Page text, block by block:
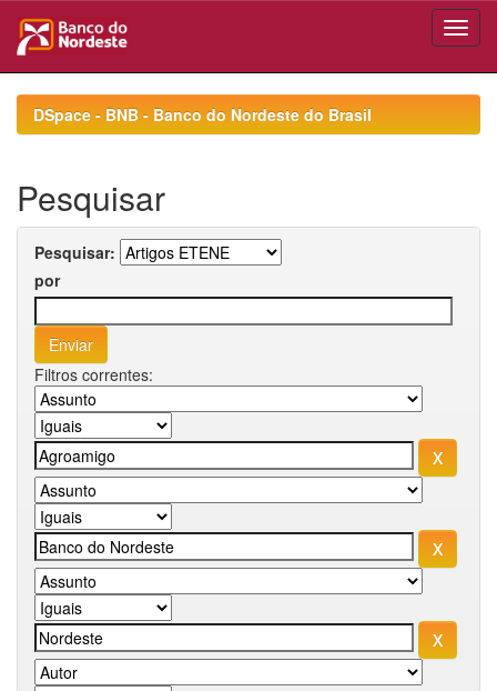
navigationDSpace - BNB - Banco do Nordeste do Brasil
Pesquisar
Pesquisar:
por
Filtros correntes: